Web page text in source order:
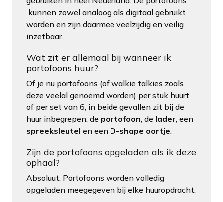
kunnen zowel analoog als digitaal gebruikt
worden en zijn daarmee veelzijdig en veilig
inzetbaar.
Wat zit er allemaal bij wanneer ik
portofoons huur?
Of je nu portofoons (of walkie talkies zoals
deze veelal genoemd worden) per stuk huurt
of per set van 6, in beide gevallen zit bij de
huur inbegrepen: de portofoon, de lader, een
spreeksleutel en een D-shape oortje.
Zijn de portofoons opgeladen als ik deze
ophaal?
Absoluut. Portofoons worden volledig
opgeladen meegegeven bij elke huuropdracht.